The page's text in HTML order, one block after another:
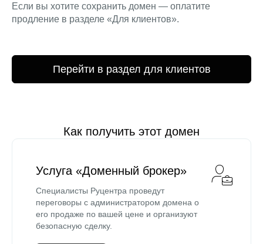
Если вы хотите сохранить домен — оплатите
продление в разделе «Для клиентов».
Перейти в раздел для клиентов
Как получить этот домен
Услуга «Доменный брокер»
Специалисты Руцентра проведут
переговоры с администратором домена о
его продаже по вашей цене и организуют
безопасную сделку.